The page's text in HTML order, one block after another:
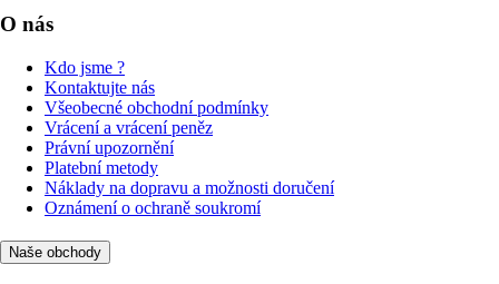
O nás
Kdo jsme ?
Kontaktujte nás
Všeobecné obchodní podmínky
Vrácení a vrácení peněz
Právní upozornění
Platební metody
Náklady na dopravu a možnosti doručení
Oznámení o ochraně soukromí
Naše obchody